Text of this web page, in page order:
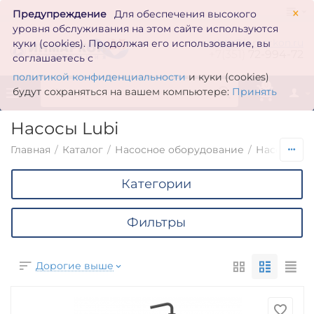
×
Предупреждение
Для обеспечения высокого
уровня обслуживания на этом сайте используются
куки (cookies). Продолжая его использование, вы
соглашаетесь с
политикой конфиденциальности и куки (cookies)
будут сохраняться на вашем компьютере: Принять
zakaz@inmarkon.ru
0
Насосы Lubi
Главная / Каталог / Насосное оборудование / Насосы по
Категории
Фильтры
Дорогие выше